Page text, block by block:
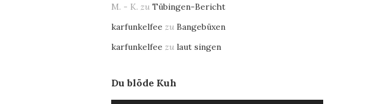
M. - K. zuTübingen-Bericht
karfunkelfee zuBangebüxen
karfunkelfee zulaut singen
Du blöde Kuh